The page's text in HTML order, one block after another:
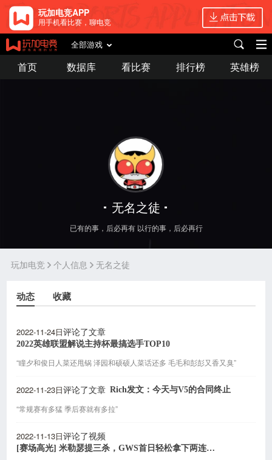
玩加电竞APP
用手机看比赛，聊电竞
全部游戏
首页 数据库 看比赛 排行榜 英雄榜
无名之徒
已有的事，后必再有 以行的事，后必再行
玩加电竞 个人信息 无名之徒
动态 收藏
2022-11-24日评论了文章
2022英雄联盟解说主持杯最搞选手TOP10
“瞳夕和俊日人菜还甩锅 泽园和硕硕人菜话还多 毛毛和彭彭又香又臭”
2022-11-23日评论了文章 Rich发文：今天与V5的合同终止
“常规赛有多猛 季后赛就有多拉”
2022-11-13日评论了视频
[赛场高光] 米勒瑟提三杀，GWS首日轻松拿下两连胜！